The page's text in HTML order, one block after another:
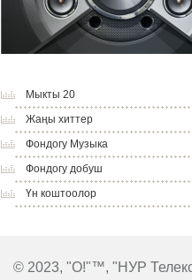
Мыкты 20
Жаңы хиттер
Фондогу Музыка
Фондогу добуш
Үн коштоолор
© 2023, "O!"™, "НУР